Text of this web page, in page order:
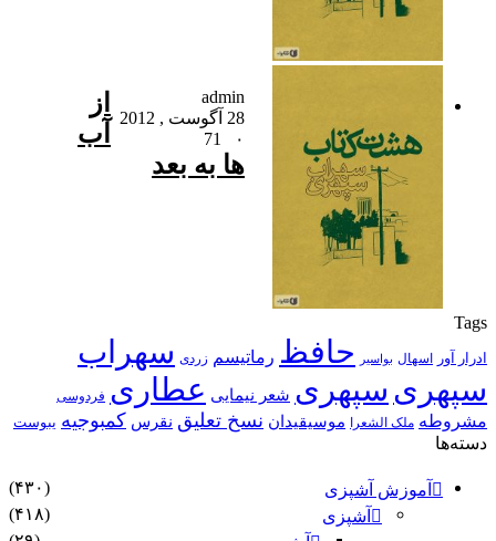
admin
28 آگوست , 2012
۰
از
آب
ها به بعد
Tags
ادرار آور اسهال بواسیر حافظ رماتیسم زردی سهراب
سپهری سپهری شعر نیمایی عطاری فردوسی
مشروطه ملک الشعرا موسیقیدان نسخ تعلیق نقرس کمبوجیه یبوست
دسته‌ها
آموزش آشپزی
(۴۳۰)
آشپزی
(۴۱۸)